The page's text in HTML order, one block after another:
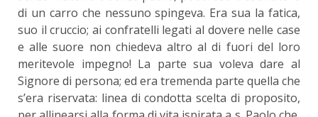
di un carro che nessuno spingeva. Era sua la fatica,
suo il cruccio; ai confratelli legati al dovere nelle case
e alle suore non chiedeva altro al di fuori del loro
meritevole impegno! La parte sua voleva dare al
Signore di persona; ed era tremenda parte quella che
s’era riservata: linea di condotta scelta di proposito,